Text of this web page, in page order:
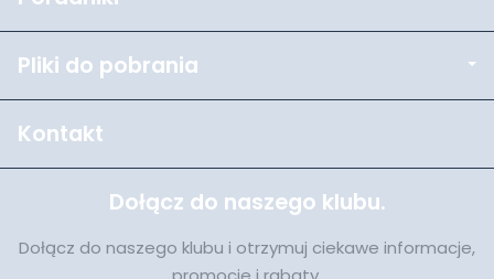
Pliki do pobrania
Kontakt
Dołącz do naszego klubu.
Dołącz do naszego klubu i otrzymuj ciekawe informacje,